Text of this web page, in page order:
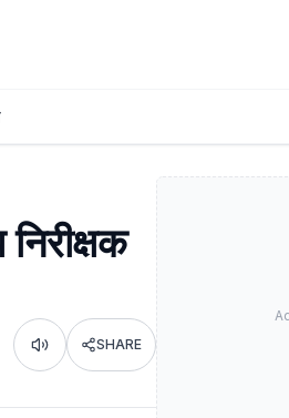
Listen SHARE